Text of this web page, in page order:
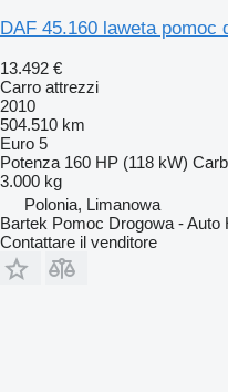
DAF 45.160 laweta pomoc
13.492 €
Carro attrezzi
2010
504.510 km
Euro 5
Potenza 160 HP (118 kW)
3.000 kg
Polonia, Limanowa
Bartek Pomoc Drogowa - Auto
Contattare il venditore